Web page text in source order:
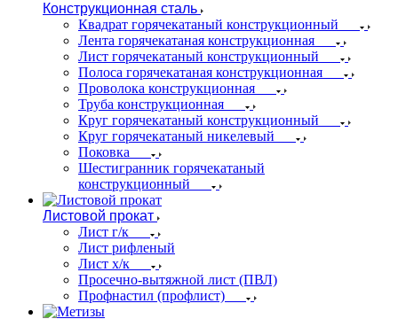
Конструкционная сталь
Квадрат горячекатаный конструкционный
Лента горячекатаная конструкционная
Лист горячекатаный конструкционный
Полоса горячекатаная конструкционная
Проволока конструкционная
Труба конструкционная
Круг горячекатаный конструкционный
Круг горячекатаный никелевый
Поковка
Шестигранник горячекатаный
конструкционный
Листовой прокат
Лист г/к
Лист рифленый
Лист х/к
Просечно-вытяжной лист (ПВЛ)
Профнастил (профлист)